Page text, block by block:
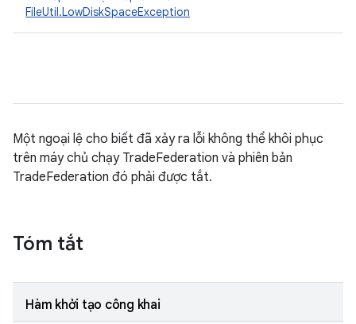
FileUtil.LowDiskSpaceException
Một ngoại lệ cho biết đã xảy ra lỗi không thể khôi phục
trên máy chủ chạy TradeFederation và phiên bản
TradeFederation đó phải được tắt.
Tóm tắt
Hàm khởi tạo công khai